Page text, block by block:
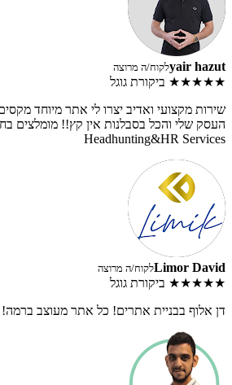
yair hazutלקוח/ה מרוצה
★★★★★ ביקורת גוגל
שירות מקצועי ואדיב יצרו לי אתר מיוחד
Headhunting&HR Services
Limor Davidלקוח/ה מרוצה
★★★★★ ביקורת גוגל
דן אלוף בבניית אתרים! כל אתר מעוצב